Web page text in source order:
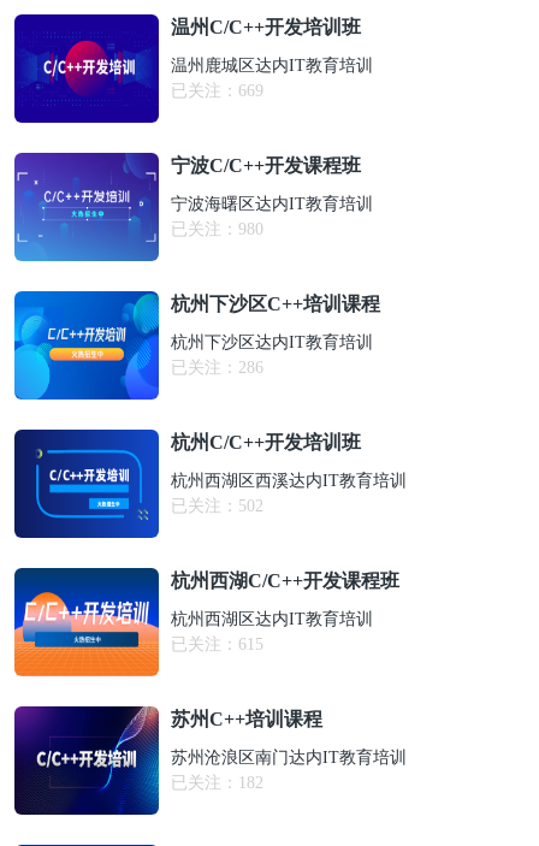
温州C/C++开发培训班
温州鹿城区达内IT教育培训
已关注： 669
宁波C/C++开发课程班
宁波海曙区达内IT教育培训
已关注： 980
杭州下沙区C++培训课程
杭州下沙区达内IT教育培训
已关注： 286
杭州C/C++开发培训班
杭州西湖区西溪达内IT教育培训
已关注： 502
杭州西湖C/C++开发课程班
杭州西湖区达内IT教育培训
已关注： 615
苏州C++培训课程
苏州沧浪区南门达内IT教育培训
已关注： 182